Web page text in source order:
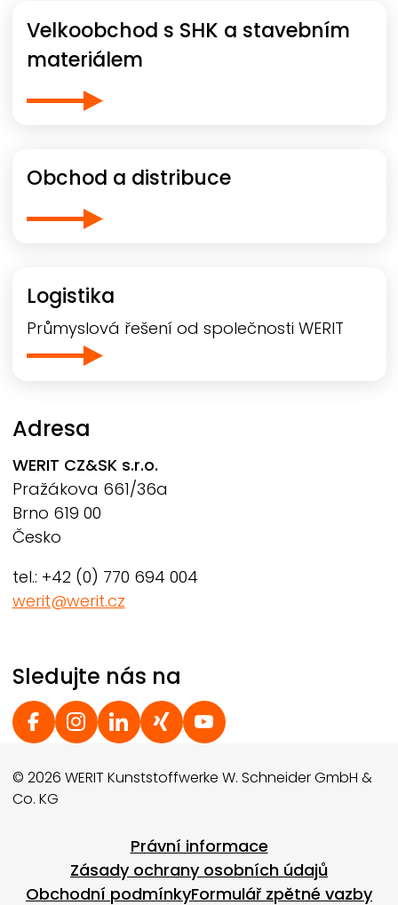
Velkoobchod s SHK a stavebním
materiálem
Obchod a distribuce
Logistika
Průmyslová řešení od společnosti WERIT
Adresa
WERIT CZ&SK s.r.o.
Pražákova 661/36a
Brno 619 00
Česko
tel.: +42 (0) 770 694 004
werit@werit.cz
Sledujte nás na
Social Footer
© 2026 WERIT Kunststoffwerke W. Schneider GmbH &
Co. KG
Právní informace
Zásady ochrany osobních údajů
Obchodní podmínkyFormulář zpětné vazby